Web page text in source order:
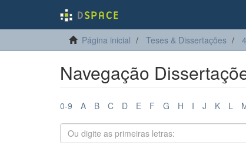
Página inicial Teses & Dissertações
Navegação
0-9 A B C D E F G H I J K L